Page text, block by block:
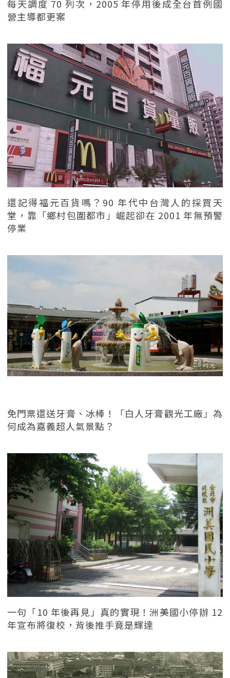
每天調度 70 列次，2005 年停用後成全台首例國
營主導都更案
還記得福元百貨嗎？90 年代中台灣人的採買天
堂，靠「鄉村包圍都市」崛起卻在 2001 年無預警
停業
免門票還送牙膏、冰棒！「白人牙膏觀光工廠」為
何成為嘉義超人氣景點？
一句「10 年後再見」真的實現！洲美國小停辦 12
年宣布將復校，背後推手竟是輝達